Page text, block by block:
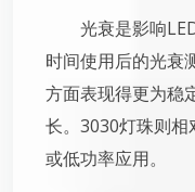
光衰是影响
时间使用后的光衰
方面表现得更为稳
长。3030灯珠则
或低功率应用。